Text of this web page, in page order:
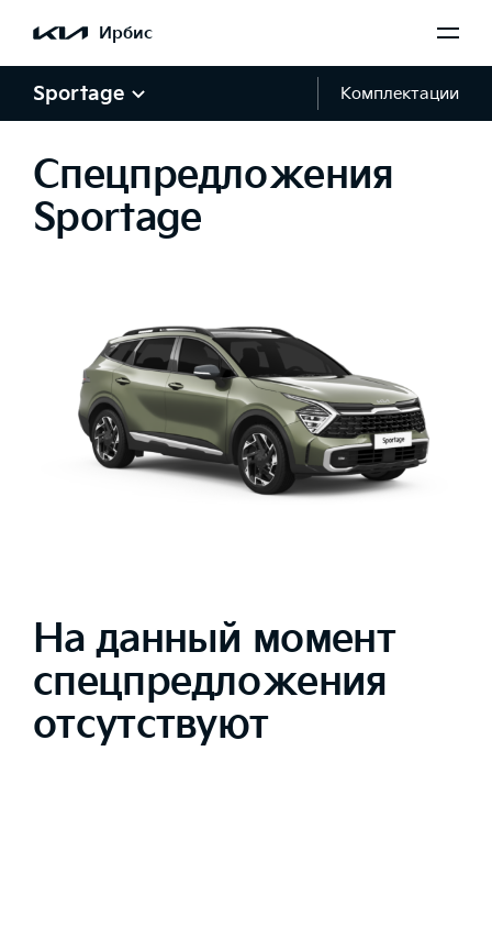
Ирбис
Sportage Комплектации
Спецпредложения
Sportage
На данный момент
спецпредложения
отсутствуют